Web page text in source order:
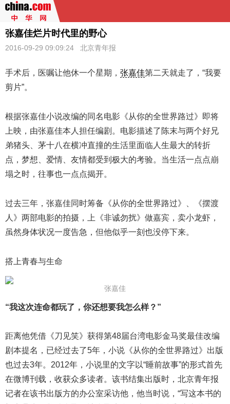
张嘉佳烂片时代里的野心
2016-09-29 09:09:24 北京青年报
手术后，医嘱让他休一个星期， 张嘉佳第二天就走了，“我要
剪片”。
根据张嘉佳小说改编的同名电影《从你的全世界路过》即将
上映，由张嘉佳本人担任编剧。电影描述了陈末与两个好兄
弟猪头、茅十八在横冲直撞的生活里面临人生最大的转折
点，梦想、爱情、友情都受到极大的考验。当生活一点点崩
塌之时，往事也一点点揭开。
过去三年，张嘉佳同时筹备《从你的全世界路过》、《摆渡
人》两部电影的拍摄，上《非诚勿扰》做嘉宾，卖小龙虾，
虽然身体状况一度告急，但他似乎一刻也没停下来。
搭上青春与生命
张嘉佳
“我这次连命都玩了，你还想要我怎么样？”
距离他凭借《刀见笑》获得第48届台湾电影金马奖最佳改编
剧本提名，已经过去了5年，小说《从你的全世界路过》出版
也过去3年。2012年，小说里的文字以“睡前故事”的形式首先
在微博刊载，收获众多读者。该书结集出版时，北京青年报
记者在该书出版方的办公室采访他，他当时说，“写这本书的